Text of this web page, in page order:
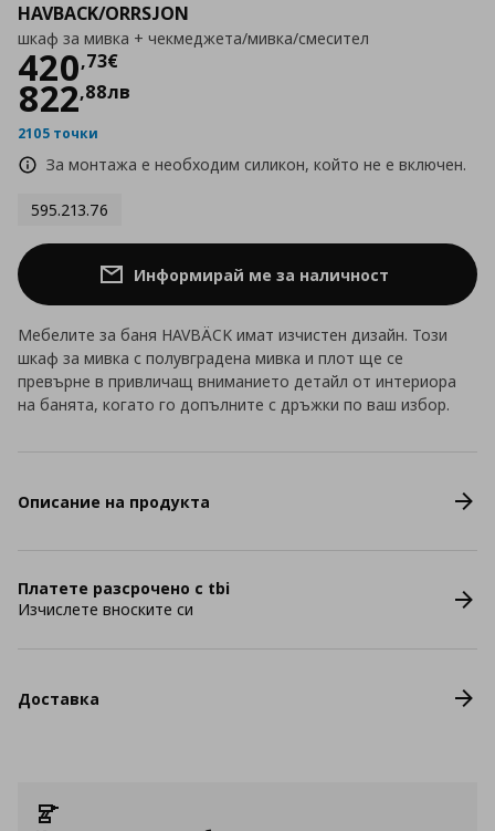
HAVBACK/ORRSJON
шкаф за мивка + чекмеджета/мивка/смесител
420,73€
Цена420,73 €
822,88лв
2105 точки
За монтажа е необходим силикон, който не е включен.
595.213.76
Информирай ме за наличност
Мебелите за баня HAVBÄCK имат изчистен дизайн. Този
шкаф за мивка с полувградена мивка и плот ще се
превърне в привличащ вниманието детайл от интериора
на банята, когато го допълните с дръжки по ваш избор.
Описание на продукта
Платете разсрочено с tbi
Изчислете вноските си
Доставка